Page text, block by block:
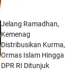
Jelang Ramadhan,
Kemenag
Distribusikan Kurma,
Ormas Islam Hingga
DPR RI Ditunjuk